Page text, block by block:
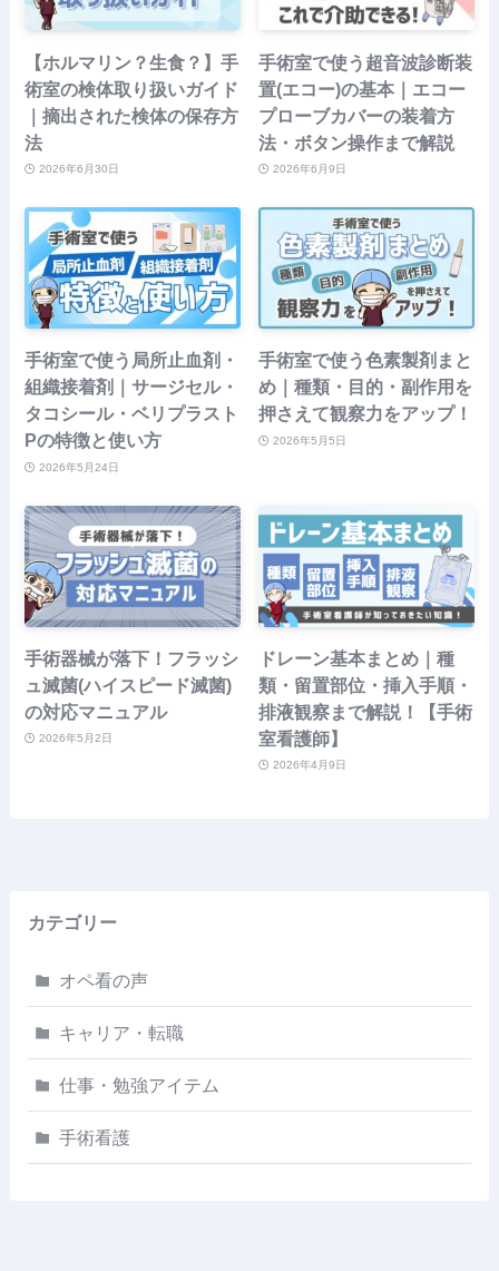
【ホルマリン？生食？】手
術室の検体取り扱いガイド
｜摘出された検体の保存方
法
2026年6月30日
手術室で使う超音波診断装
置(エコー)の基本｜エコー
プローブカバーの装着方
法・ボタン操作まで解説
2026年6月9日
手術室で使う局所止血剤・
組織接着剤｜サージセル・
タコシール・ベリプラスト
Pの特徴と使い方
2026年5月24日
手術室で使う色素製剤まと
め｜種類・目的・副作用を
押さえて観察力をアップ！
2026年5月5日
手術器械が落下！フラッシ
ュ滅菌(ハイスピード滅菌)
の対応マニュアル
2026年5月2日
ドレーン基本まとめ｜種
類・留置部位・挿入手順・
排液観察まで解説！【手術
室看護師】
2026年4月9日
カテゴリー
オペ看の声
キャリア・転職
仕事・勉強アイテム
手術看護